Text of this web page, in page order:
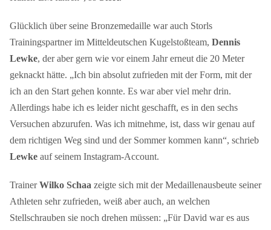
Glücklich über seine Bronzemedaille war auch Storls
Trainingspartner im Mitteldeutschen Kugelstoßteam, Dennis
Lewke, der aber gern wie vor einem Jahr erneut die 20 Meter
geknackt hätte. „Ich bin absolut zufrieden mit der Form, mit der
ich an den Start gehen konnte. Es war aber viel mehr drin.
Allerdings habe ich es leider nicht geschafft, es in den sechs
Versuchen abzurufen. Was ich mitnehme, ist, dass wir genau auf
dem richtigen Weg sind und der Sommer kommen kann“, schrieb
Lewke auf seinem Instagram-Account.
TrainerWilko Schaa zeigte sich mit der Medaillenausbeute seiner
Athleten sehr zufrieden, weiß aber auch, an welchen
Stellschrauben sie noch drehen müssen: „Für David war es aus